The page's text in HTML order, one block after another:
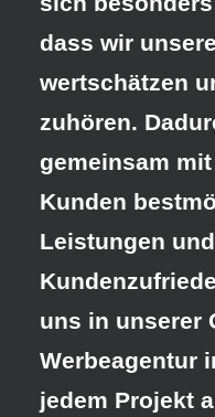
dass wir
wertschätzen
zuhören.
gemeinsam
Kunden
Leistungen
uns in unserer
Werbeagentur
jedem Projekt